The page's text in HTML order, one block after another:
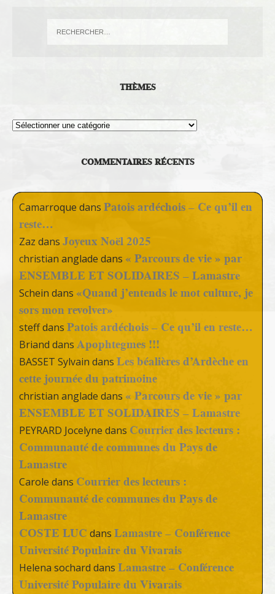
THÈMES
Thèmes
COMMENTAIRES RÉCENTS
Camarroque dans Patois ardéchois – Ce qu’il en
reste…
Zaz dans Joyeux Noël 2025
christian anglade dans « Parcours de vie » par
ENSEMBLE ET SOLIDAIRES – Lamastre
Schein dans «Quand j’entends le mot culture, je
sors mon revolver»
steffdans Patois ardéchois – Ce qu’il en reste…
Briand dans Apophtegmes !!!
BASSET Sylvain dans Les béalières d’Ardèche en
cette journée du patrimoine
christian anglade dans « Parcours de vie » par
ENSEMBLE ET SOLIDAIRES – Lamastre
PEYRARD Jocelyne dans Courrier des lecteurs :
Communauté de communes du Pays de
Lamastre
Carole dans Courrier des lecteurs :
Communauté de communes du Pays de
Lamastre
COSTE LUC dans Lamastre – Conférence
Université Populaire du Vivarais
Helena sochard dans Lamastre – Conférence
Université Populaire du Vivarais